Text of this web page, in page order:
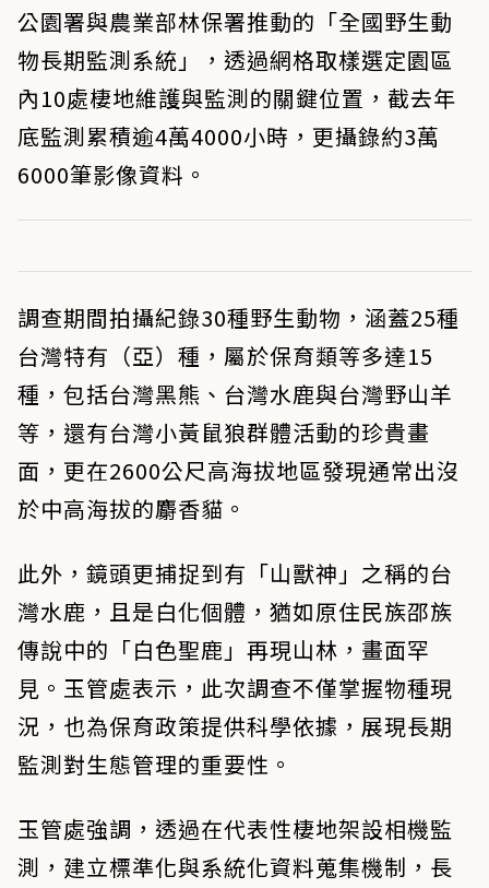
公園署與農業部林保署推動的「全國野生動
物長期監測系統」，透過網格取樣選定園區
內10處棲地維護與監測的關鍵位置，截去年
底監測累積逾4萬4000小時，更攝錄約3萬
6000筆影像資料。
調查期間拍攝紀錄30種野生動物，涵蓋25種
台灣特有（亞）種，屬於保育類等多達15
種，包括台灣黑熊、台灣水鹿與台灣野山羊
等，還有台灣小黃鼠狼群體活動的珍貴畫
面，更在2600公尺高海拔地區發現通常出沒
於中高海拔的麝香貓。
此外，鏡頭更捕捉到有「山獸神」之稱的台
灣水鹿，且是白化個體，猶如原住民族邵族
傳說中的「白色聖鹿」再現山林，畫面罕
見。玉管處表示，此次調查不僅掌握物種現
況，也為保育政策提供科學依據，展現長期
監測對生態管理的重要性。
玉管處強調，透過在代表性棲地架設相機監
測，建立標準化與系統化資料蒐集機制，長